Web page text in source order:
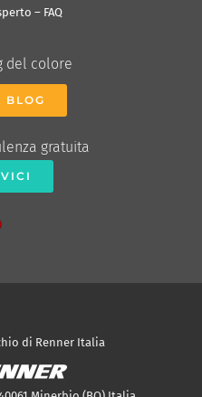
– FAQ
del colore
BLOG
gratuita
di Renner Italia